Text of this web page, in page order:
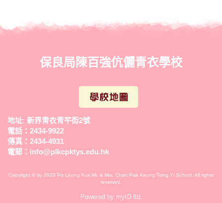
保良局陳百強伉儷青衣學校
地址: 新界青衣青芊街2號
電話：2434-9922
傳真：2434-4931
電郵： info@plkcpktys.edu.hk
Copyright © by 2020 Po Leung Kuk Mr. & Mrs. Chan Pak Keung Tsing Yi School. All rights
reserved.
Powered by myID ltd.